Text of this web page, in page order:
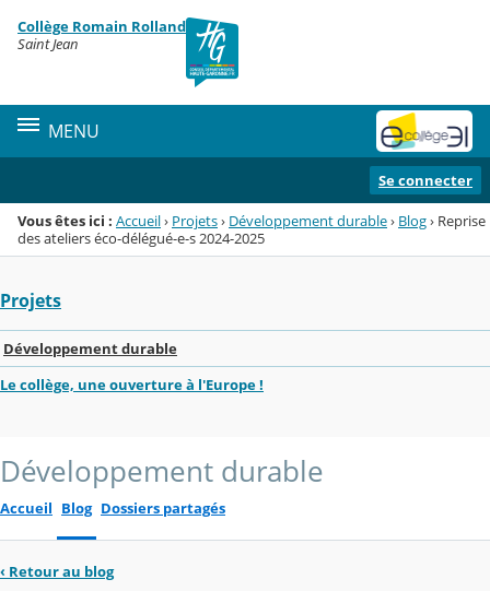
Menu de la rubrique
Contenu
Collège Romain Rolland
Saint Jean
MENU
Se connecter
Vous êtes ici : Accueil› Projets› Développement durable› Blog› Reprise
des ateliers éco-délégué-e-s 2024-2025
Projets
Développement durable
Le collège, une ouverture à l'Europe !
Développement durable
Accueil Blog Dossiers partagés
‹ Retour au blog